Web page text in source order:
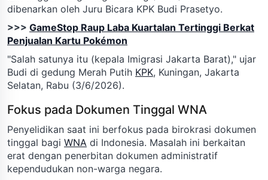
dibenarkan oleh Juru Bicara KPK Budi Prasetyo.
>>> GameStop Raup Laba Kuartalan Tertinggi Berkat
Penjualan Kartu Pokémon
"Salah satunya itu (kepala Imigrasi Jakarta Barat)," ujar
Budi di gedung Merah Putih KPK, Kuningan, Jakarta
Selatan, Rabu (3/6/2026).
Fokus pada Dokumen Tinggal WNA
Penyelidikan saat ini berfokus pada birokrasi dokumen
tinggal bagi WNA di Indonesia. Masalah ini berkaitan
erat dengan penerbitan dokumen administratif
kependudukan non-warga negara.